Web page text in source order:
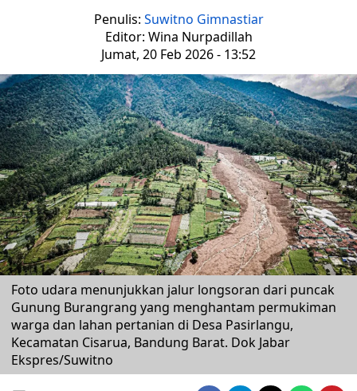
Penulis: Suwitno Gimnastiar
Editor: Wina Nurpadillah
Jumat, 20 Feb 2026 - 13:52
Foto udara menunjukkan jalur longsoran dari puncak
Gunung Burangrang yang menghantam permukiman
warga dan lahan pertanian di Desa Pasirlangu,
Kecamatan Cisarua, Bandung Barat. Dok Jabar
Ekspres/Suwitno